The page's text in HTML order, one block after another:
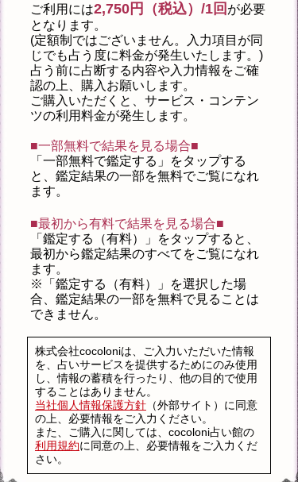
ご利用には2,750円（税込）/1回 が必要
となります。
(定額制ではございません。入力項目が同
じでも占う度に料金が発生いたします。)
占う前に占断する内容や入力情報をご確
認の上、購入お願いします。
ご購入いただくと、サービス・コンテン
ツの利用料金が発生します。
■一部無料で結果を見る場合■
「一部無料で鑑定する」をタップする
と、鑑定結果の一部を無料でご覧になれ
ます。
■最初から有料で結果を見る場合■
「鑑定する（有料）」をタップすると、
最初から鑑定結果のすべてをご覧になれ
ます。
※「鑑定する（有料）」を選択した場
合、鑑定結果の一部を無料で見ることは
できません。
株式会社cocoloniは、ご入力いただいた情報
を、占いサービスを提供するためにのみ使用
し、情報の蓄積を行ったり、他の目的で使用
することはありません。
当社個人情報保護方針（外部サイト）に同意
の上、必要情報をご入力ください。
また、ご購入に関しては、cocoloni占い館の
利用規約に同意の上、必要情報をご入力くだ
さい。